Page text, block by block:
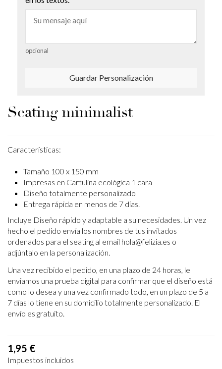
opcional
Guardar Personalización
Seating minimalist
Características:
Tamaño 100 x 150 mm
Impresas en Cartulina ecológica 1 cara
Diseño totalmente personalizado
Entrega rápida en menos de 7 días.
Incluye Diseño rápido y adaptable a su necesidades. Un vez
hecho el pedido envía los nombres de tus invitados
ordenados para el seating al email hola@felizia.es o
adjúntalo en la personalización.
Una vez recibido el pedido, en una plazo de 24 horas, le
enviamos una prueba digital para confirmar que el diseño está
como lo desea y una vez confirmado todo, en un plazo de 5 a
7 días lo tiene en su domicilio totalmente personalizado. El
envío es gratuito.
1,95 €
Impuestos incluidos